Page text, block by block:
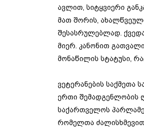
ავლით, სიტყვიერი
მათ შორის,
შესასრულებლად.
მიერ. კანონით
მონაწილის სტატუსი,
ვეტერანების საქმეთა
ერთი შემადგენლობის
საქართველოს
რომელთა